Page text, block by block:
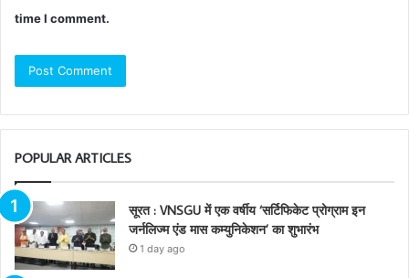
time I comment.
POPULAR ARTICLES
सूरत : VNSGU में एक वर्षीय ‘सर्टिफिकेट प्रोग्राम इन
जर्नलिज्म एंड मास कम्युनिकेशन’ का शुभारंभ
1 day ago